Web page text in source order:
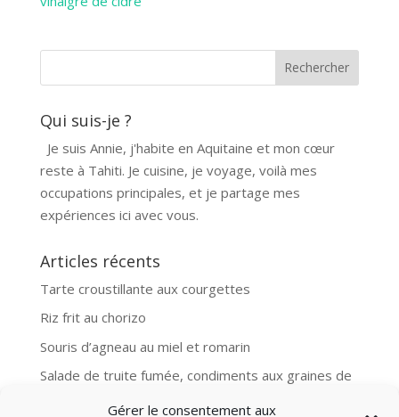
Gérer le consentement aux
Qui suis-je ?
Je suis Annie, j'habite en Aquitaine et mon cœur
reste à Tahiti. Je cuisine, je voyage, voilà mes
occupations principales, et je partage mes
expériences ici avec vous.
Articles récents
Tarte croustillante aux courgettes
Riz frit au chorizo
Souris d’agneau au miel et romarin
Salade de truite fumée, condiments aux graines de